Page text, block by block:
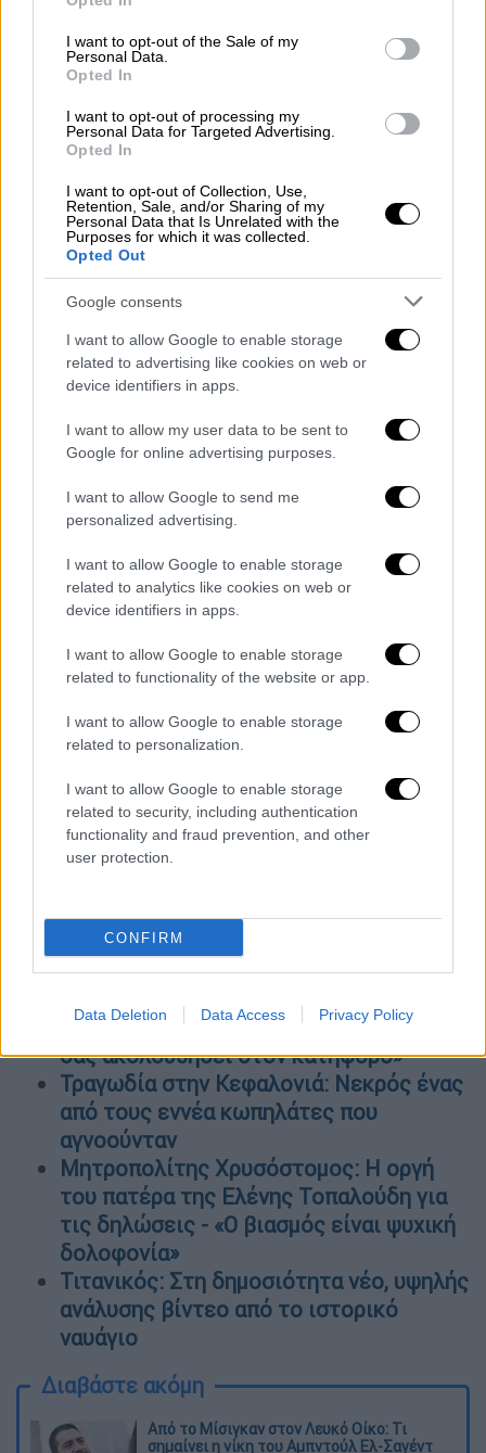
use your data for below specified purposes in below Google
consent section.
I want to opt-out of the Sale of my
Personal Data.
Opted In
I want to opt-out of processing my
Personal Data for Targeted Advertising.
Opted In
I want to opt-out of Collection, Use,
Retention, Sale, and/or Sharing of my
Personal Data that Is Unrelated with the
Purposes for which it was collected.
Opted Out
Google consents
I want to allow Google to enable storage
related to advertising like cookies on web or
device identifiers in apps.
I want to allow my user data to be sent to
Google for online advertising purposes.
I want to allow Google to send me
personalized advertising.
I want to allow Google to enable storage
related to analytics like cookies on web or
device identifiers in apps.
I want to allow Google to enable storage
related to functionality of the website or app.
I want to allow Google to enable storage
related to personalization.
I want to allow Google to enable storage
related to security, including authentication
functionality and fraud prevention, and other
user protection.
CONFIRM
Data Deletion Data Access Privacy Policy
εκπρόσωπος τηςσουηδικής υπηρεσίας
διάσωσης.«Εξαφανίστηκε από το ραντάρ».
Ελικόπτερο της λιθουανικής Πολεμικής
Αεροπορίας στάλθηκε στο σημείο της
από αίτημα της γειτονικής Λετονίας, δήλωσε
εκπρόσωπος της λιθουανικής ΠΑ.
Εκπρόσωποι των λετονικών υπηρεσιών
ελέγχου εναέριας κυκλοφορίας και
διάσωσης δεν ήταν
Μαχητικό αεροπλάνο τουΝΑΤΟ
απογειώθηκε νωρίτερα για να ακολουθήσει
το αεροπλάνο, δήλωσε στο Reuters
εκπρόσωπος της λιθουανικής ΠΑ. Η
ανέφεραν ότικανείς δεν φαινόταν
στον
θάλαμο διακυβέρνησης του Cessna.
Το μαχητικό αεροπλάνοαπογειώθηκεαπό
την αποστολή αεροπορικής αστυνόμευσης
Αμάρι στην Εσθονία, δήλωσε ο εκπρόσωπος
της λιθουανικής ΠΑ στο Reuters.
Η αποστολή στην αεροπορική βάση
αεριωθούμεναEurofighterτης γερμανικής
Πολεμικής Αεροπορίας, σύμφωνα με το
ΝΑΤΟ. Ο εκπρόσωπος δεν είπε πόσα
ΟΛΕΣ ΟΙ ΕΙΔΗΣΕΙΣ
προκλήσεις Ερντογάν: «Η Ελλάδα δεν θα
σας ακολουθήσει στον κατήφορο»
Τραγωδία στην Κεφαλονιά: Νεκρός ένας
από τους εννέα κωπηλάτες που
αγνοούνταν
Μητροπολίτης Χρυσόστομος: Η οργή
του πατέρα της Ελένης Τοπαλούδη για
τις δηλώσεις - «Ο βιασμός είναι ψυχική
δολοφονία»
Τιτανικός: Στη δημοσιότητα νέο, υψηλής
ανάλυσης βίντεο από το ιστορικό
ναυάγιο
Διαβάστε ακόμη
Από το Μίσιγκαν στον Λευκό Οίκο: Τι
σημαίνει η νίκη του Αμπντούλ Ελ-Σαγέντ